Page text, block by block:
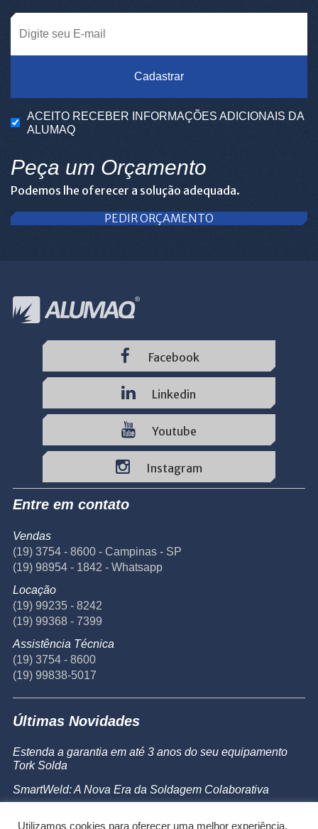
Cadastrar
ACEITO RECEBER INFORMAÇÕES ADICIONAIS DA
ALUMAQ
Peça um Orçamento
Podemos lhe oferecer a solução adequada.
PEDIR ORÇAMENTO
Facebook
Linkedin
Youtube
Instagram
Entre em contato
Vendas
(19) 3754 - 8600 - Campinas - SP
(19) 98954 - 1842 - Whatsapp
Locação
(19) 99235 - 8242
(19) 99368 - 7399
Assistência Técnica
(19) 3754 - 8600
(19) 99838-5017
Últimas Novidades
Estenda a garantia em até 3 anos do seu equipamento
Tork Solda
SmartWeld: A Nova Era da Soldagem Colaborativa
Utilizamos cookies para oferecer uma melhor experiência,